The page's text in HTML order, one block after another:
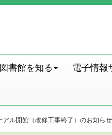
図書館を知る 電子情報
アル開館（改修工事終了）のお知らせ